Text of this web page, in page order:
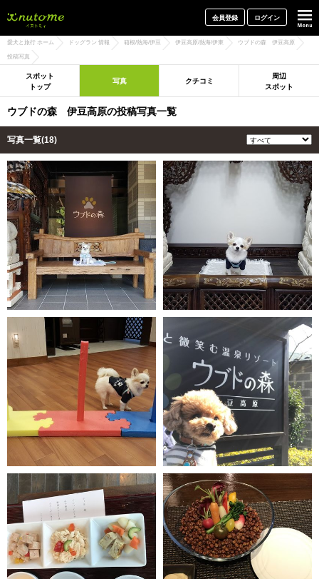
会員登録 ログイン
愛犬と旅行 ホーム ドッグラン 情報 箱根/熱海/伊豆 伊豆高原/熱海/伊東 ウブドの森 伊豆高原
投稿写真
スポット
トップ
写真 クチコミ
周辺
スポット
ウブドの森 伊豆高原の投稿写真一覧
写真一覧(18)